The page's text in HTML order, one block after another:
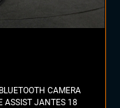
CAMERA
ASSIST JANTES 18